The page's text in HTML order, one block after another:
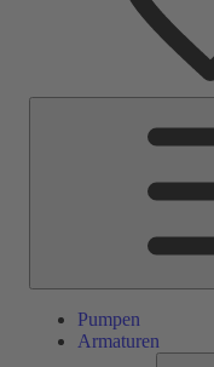
Pumpen
Armaturen